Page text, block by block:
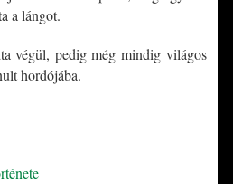
a lángot.
végül, pedig még mindig világos
hordójába.